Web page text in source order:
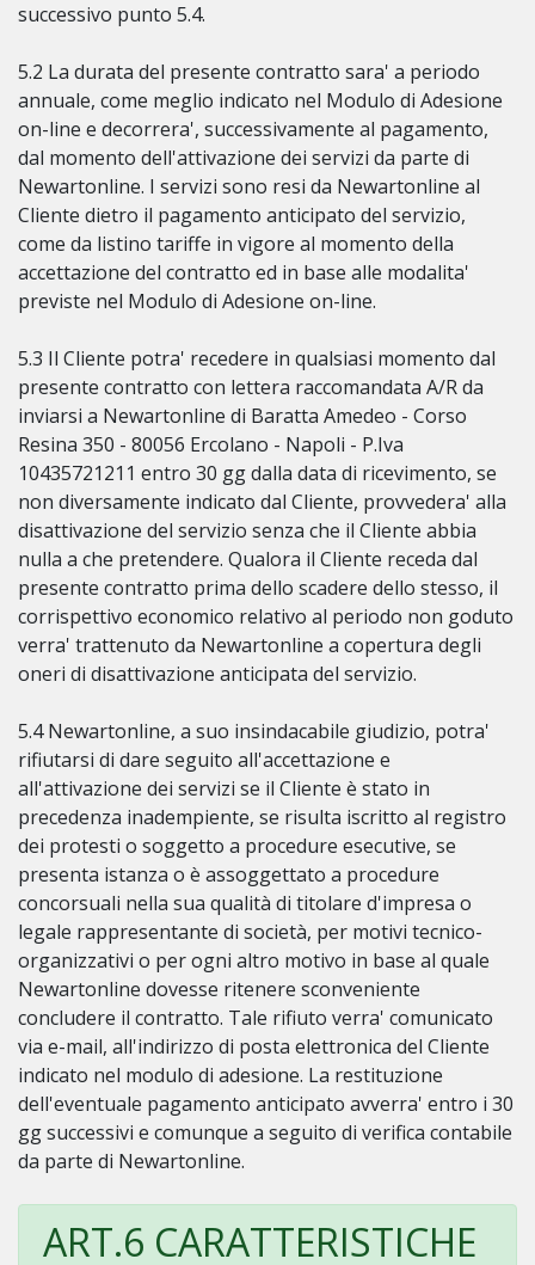
successivo punto 5.4.
5.2 La durata del presente contratto sara' a periodo
annuale, come meglio indicato nel Modulo di Adesione
on-line e decorrera', successivamente al pagamento,
dal momento dell'attivazione dei servizi da parte di
Newartonline. I servizi sono resi da Newartonline al
Cliente dietro il pagamento anticipato del servizio,
come da listino tariffe in vigore al momento della
accettazione del contratto ed in base alle modalita'
previste nel Modulo di Adesione on-line.
5.3 Il Cliente potra' recedere in qualsiasi momento dal
presente contratto con lettera raccomandata A/R da
inviarsi a Newartonline di Baratta Amedeo - Corso
Resina 350 - 80056 Ercolano - Napoli - P.Iva
10435721211 entro 30 gg dalla data di ricevimento, se
non diversamente indicato dal Cliente, provvedera' alla
disattivazione del servizio senza che il Cliente abbia
nulla a che pretendere. Qualora il Cliente receda dal
presente contratto prima dello scadere dello stesso, il
corrispettivo economico relativo al periodo non goduto
verra' trattenuto da Newartonline a copertura degli
oneri di disattivazione anticipata del servizio.
5.4 Newartonline, a suo insindacabile giudizio, potra'
rifiutarsi di dare seguito all'accettazione e
all'attivazione dei servizi se il Cliente è stato in
precedenza inadempiente, se risulta iscritto al registro
dei protesti o soggetto a procedure esecutive, se
presenta istanza o è assoggettato a procedure
concorsuali nella sua qualità di titolare d'impresa o
legale rappresentante di società, per motivi tecnico-
organizzativi o per ogni altro motivo in base al quale
Newartonline dovesse ritenere sconveniente
concludere il contratto. Tale rifiuto verra' comunicato
via e-mail, all'indirizzo di posta elettronica del Cliente
indicato nel modulo di adesione. La restituzione
dell'eventuale pagamento anticipato avverra' entro i 30
gg successivi e comunque a seguito di verifica contabile
da parte di Newartonline.
ART.6 CARATTERISTICHE